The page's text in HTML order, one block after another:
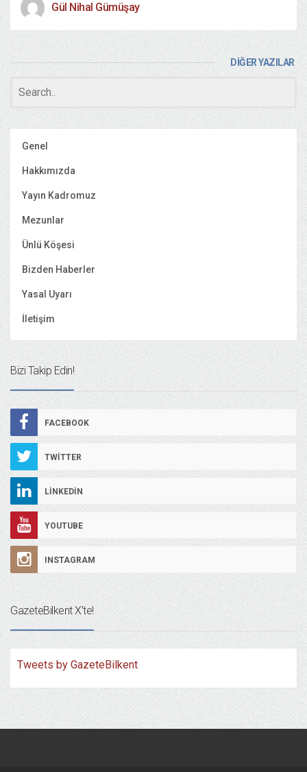
Gül Nihal Gümüşay
DİĞER YAZILAR
Genel
Hakkımızda
Yayın Kadromuz
Mezunlar
Ünlü Köşesi
Bizden Haberler
Yasal Uyarı
İletişim
Bizi Takip Edin!
FACEBOOK
TWITTER
LINKEDIN
YOUTUBE
INSTAGRAM
GazeteBilkent X’te!
Tweets by GazeteBilkent